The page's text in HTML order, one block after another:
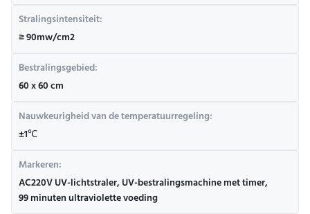
Stralingsintensiteit:
≥ 90mw/cm2
Bestralingsgebied:
60 x 60 cm
Nauwkeurigheid van de temperatuurregeling:
±1℃
Markeren:
AC220V UV-lichtstraler,UV-bestralingsmachine met timer,
99 minuten ultraviolette voeding